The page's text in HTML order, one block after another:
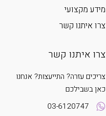
מידע מקצועי
צרו איתנו קשר
צרו איתנו קשר
צריכים עזרה? התייעצות? אנחנו
כאן בשבילכם
03-6120747